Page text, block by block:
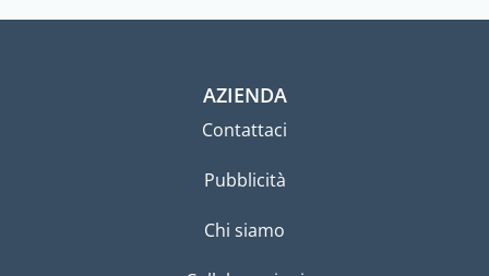
AZIENDA
Contattaci
Pubblicità
Chi siamo